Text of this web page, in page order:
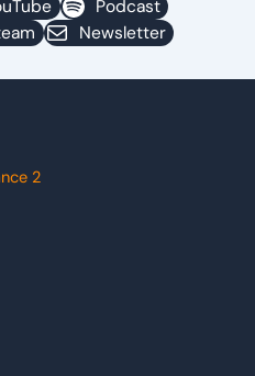
Podcast
Newsletter
2